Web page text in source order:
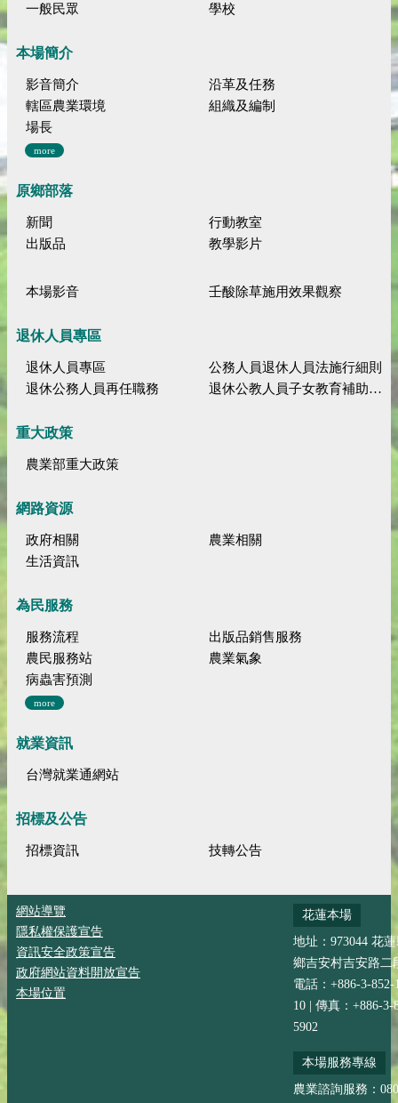
一般民眾 學校
本場簡介
影音簡介
沿革及任務
轄區農業環境
組織及編制
場長
more
原鄉部落
新聞
行動教室
出版品
教學影片
本場影音 壬酸除草施用效果觀察
退休人員專區
退休人員專區
公務人員退休人員法施行細則
退休公務人員再任職務
退休公教人員子女教育補助規定
重大政策
農業部重大政策
網路資源
政府相關
農業相關
生活資訊
為民服務
服務流程
出版品銷售服務
農民服務站
農業氣象
病蟲害預測
more
就業資訊
台灣就業通網站
招標及公告
招標資訊 技轉公告
網站導覽
隱私權保護宣告
資訊安全政策宣告
政府網站資料開放宣告
本場位置
花蓮本場
地址：973044 花
鄉吉安村吉安路二
電話：+886-3-852-
10 | 傳真：+886-3-
5902
本場服務專線
農業諮詢服務：